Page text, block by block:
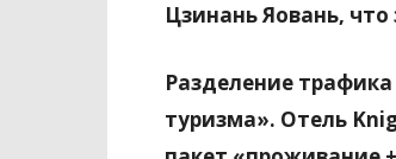
Цзинань Яовань,
Разделение
туризма». Отель